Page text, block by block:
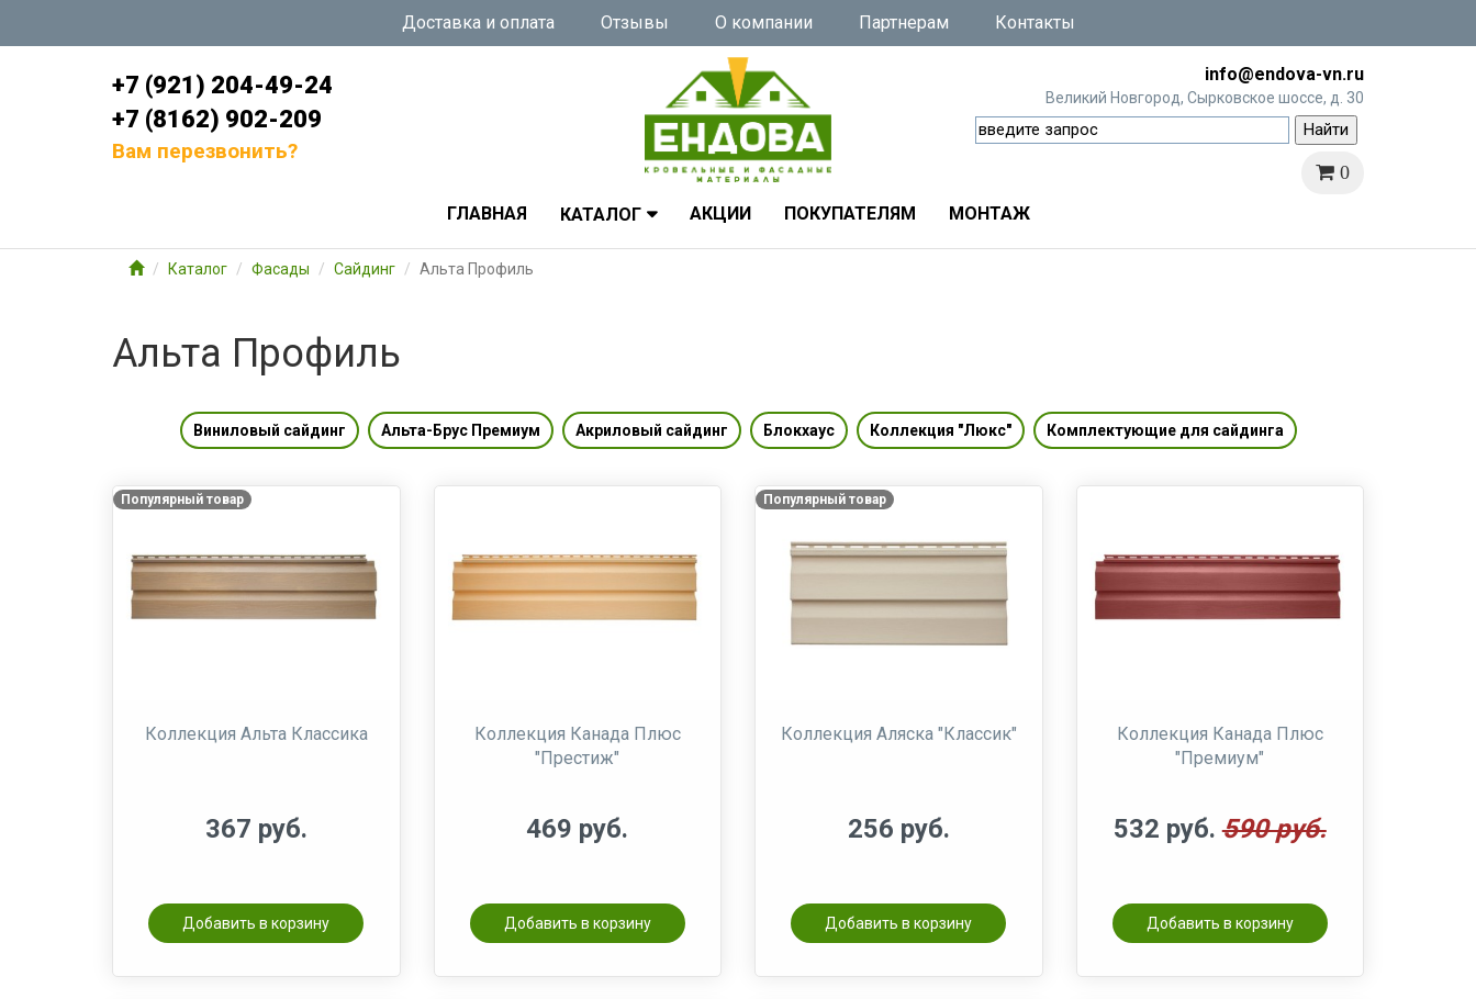
Доставка и оплата Отзывы О компании Партнерам Контакты
+7 (921) 204-49-24
+7 (8162) 902-209
Вам перезвонить?
info@endova-vn.ru
Великий Новгород, Сырковское шоссе, д. 30
0
ГЛАВНАЯ КАТАЛОГ АКЦИИ ПОКУПАТЕЛЯМ МОНТАЖ
Каталог Фасады Сайдинг Альта Профиль
Альта Профиль
Виниловый сайдинг Альта-Брус Премиум Акриловый сайдинг Блокхаус Коллекция "Люкс" Комплектующие для сайдинга
Популярный товар
Коллекция Альта Классика
367 руб.
Добавить в корзину
Коллекция Канада Плюс
"Престиж"
469 руб.
Добавить в корзину
Популярный товар
Коллекция Аляска "Классик"
256 руб.
Добавить в корзину
Коллекция Канада Плюс
"Премиум"
532 руб. 590 руб.
Добавить в корзину